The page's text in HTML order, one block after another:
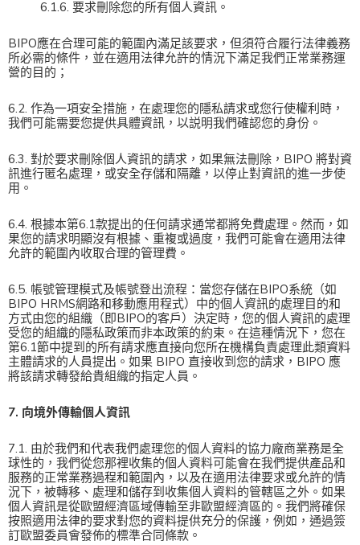
6.1.6. 要求刪除您的所有個人資訊。
BIPO應在合理可能的範圍內滿足該要求，但須符合履行法律義務
所必需的條件，並在適用法律允許的情況下滿足我們正常業務運
營的目的；
6.2. 作為一項安全措施，在處理您的隱私請求或您行使權利時，
我們可能需要您提供具體資訊，以説明我們確認您的身份。
6.3. 對於要求刪除個人資訊的請求，如果無法刪除，BIPO 將對資
訊進行匿名處理，或安全存儲和隔離，以停止對資訊的進一步使
用。
6.4. 根據本第6.1款提出的任何請求通常都將免費處理。然而，如
果您的請求明顯沒有根據、重複或過度，我們可能會在適用法律
允許的範圍內收取合理的管理費。
6.5. 帳號管理模式及帳號登出流程：當您存儲在BIPO系統（如
BIPO HRMS網路和移動應用程式）中的個人資訊的處理目的和
方式由您的組織（即BIPO的客戶）決定時，您的個人資訊的處理
受您的組織的隱私政策而非本政策的約束。在這種情況下，您在
第6.1節中提到的所有請求應直接向您所在機構負責處理此類資料
主體請求的人員提出。如果 BIPO 直接收到您的請求，BIPO 應
將該請求轉發給貴組織的指定人員。
7. 向境外傳輸個人資訊
7.1. 由於我們和代表我們處理您的個人資料的協力廠商業務是全
球性的，我們從您那裡收集的個人資料可能會在我們提供產品和
服務的正常業務過程和範圍內，以及在適用法律要求或允許的情
況下，被轉移、處理和儲存到收集個人資料的管轄區之外。如果
個人資訊是從歐盟經濟區域傳輸至非歐盟經濟區的。我們將確保
按照適用法律的要求對您的資料提供充分的保護，例如，通過簽
訂歐盟委員會發佈的標準合同條款。